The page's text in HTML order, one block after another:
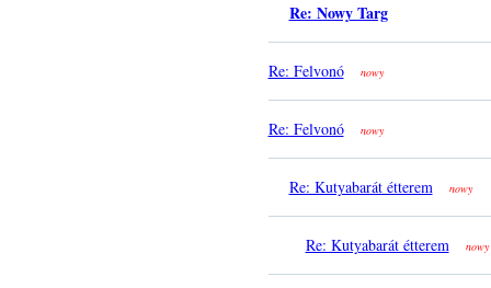
Re: Nowy Targ
Re: Felvonó nowy
Re: Felvonó nowy
Re: Kutyabarát étterem nowy
Re: Kutyabarát étterem nowy